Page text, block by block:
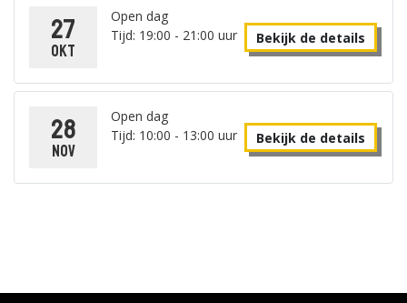
27
okt
Open dag
Tijd: 19:00 - 21:00 uur
Bekijk de details
28
nov
Open dag
Tijd: 10:00 - 13:00 uur
Bekijk de details